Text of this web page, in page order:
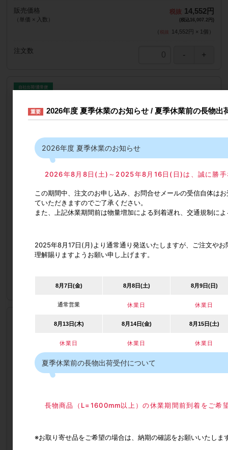
販売価格
（単価 × 入数）
14,552円
(税込16,007.2円)
（ 14,552円 × 1 個 ）
注文数
自社出荷/通常便
出荷日(納期) 在庫品
1個単位
メーカー型番 FD35EV-HBB
必須選択
FD35EV-HBB※グレー
部品詳細
販売価格 712円
(税込783.2円)
61141-00006409
カタログ価格 260円
メーカー型番 FD35EV-TRG
重要 2026年度 夏季休業のお知らせ / 夏季休業前の長物出
2026年度 夏季休業のお知らせ
2026年8月8日(土)～2025年8月16日(日)は、誠に勝手
この期間中、注文のお申し込み、お問合せメールの受信自体は
ていただきますのでご了承ください。
また、上記休業期間前は物量増加による到着遅れ、交通規制に
2025年8月17日(月)より通常通り発送いたしますが、ご注文や
理解賜りますようお願い申し上げます。
8月7日(金) 8月8日(土) 8月9日(日)
通常営業 休業日 休業日
8月13日(木) 8月14日(金) 8月15日(土)
休業日 休業日 休業日
夏季休業前の長物出荷受付について
長物商品（L=1600mm以上）の休業期間前到着をご希
※お取り寄せ品をご希望の場合は、納期の確認をお願いいたしま